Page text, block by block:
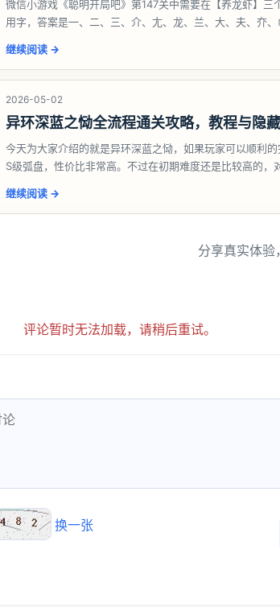
微信小游戏《聪明开局吧》第147关中需要在【养龙虾】三
用字，答案是一、二、三、介、尢、龙、兰、大、夫、夰、
继续阅读 →
2026-05-02
异环深蓝之恸全流程通关攻略，教程与隐
今天为大家介绍的就是异环深蓝之恸，如果玩家可以顺利
S级弧盘，性价比非常高。不过在初期难度还是比较高的，
继续阅读 →
分享真实体验
评论暂时无法加载，请稍后重试。
换一张